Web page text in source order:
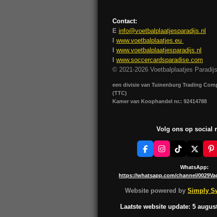
Contact:
E info@voetbalplaatjesparadijs.nl
I www.voetbalplaatjes.eu
I www.voetbalplaatjesparadijs.nl
I www.soccercardsparadise.com
© 2021-2026 Voetbalplaatjes Paradijs
een divisie van Tuinenburg Trading
(TTC)
Kamer van Koophandel nr.: 92414788
Volg ons op social
F
a
e
b
o
o
I
n
t
a
g
r
m
T
k
T
o
k
X
P
i
t
e
r
e
t
WhatsApp:
https://whatsapp.com/channel/
Website powered bySimply
Laatste website update: 5